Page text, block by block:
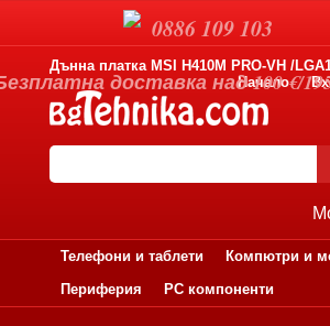
Дънна платка MSI H410M PRO-VH /
Начало
Телефони и таблети
Компютри и
Периферия
PC компоненти
0886 109 103
доставка над 100 €/